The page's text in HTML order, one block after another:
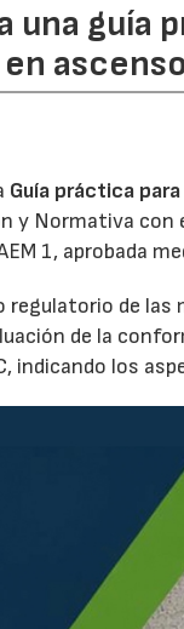
una guía
Guía práctica
y Normativa
1, aprobada
regulatorio de
de la
indicando los